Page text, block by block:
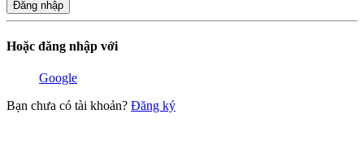
Hoặc đăng nhập với
Google
Bạn chưa có tài khoản? Đăng ký